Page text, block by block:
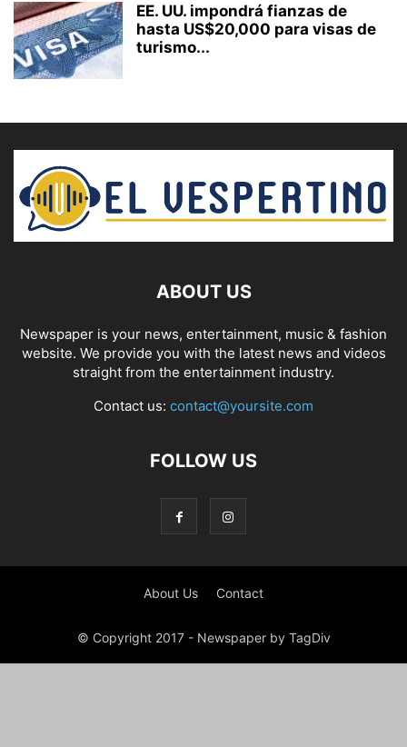
EE. UU. impondrá fianzas de
hasta US$20,000 para visas de
turismo...
ABOUT US
Newspaper is your news, entertainment, music & fashion
website. We provide you with the latest news and videos
straight from the entertainment industry.
Contact us: contact@yoursite.com
FOLLOW US
About Us Contact
© Copyright 2017 - Newspaper by TagDiv